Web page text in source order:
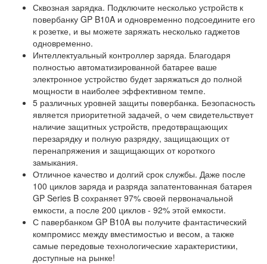
Сквозная зарядка. Подключите несколько устройств к
повербанку GP B10A и одновременно подсоедините его
к розетке, и вы можете заряжать несколько гаджетов
одновременно.
Интеллектуальный контроллер заряда. Благодаря
полностью автоматизированной батарее ваше
электронное устройство будет заряжаться до полной
мощности в наиболее эффективном темпе.
5 различных уровней защиты повербанка. Безопасность
является приоритетной задачей, о чем свидетельствует
наличие защитных устройств, предотвращающих
перезарядку и полную разрядку, защищающих от
перенапряжения и защищающих от короткого
замыкания.
Отличное качество и долгий срок службы. Даже после
100 циклов заряда и разряда запатентованная батарея
GP Series B сохраняет 97% своей первоначальной
емкости, а после 200 циклов - 92% этой емкости.
С павербанком GP B10A вы получите фантастический
компромисс между вместимостью и весом, а также
самые передовые технологические характеристики,
доступные на рынке!